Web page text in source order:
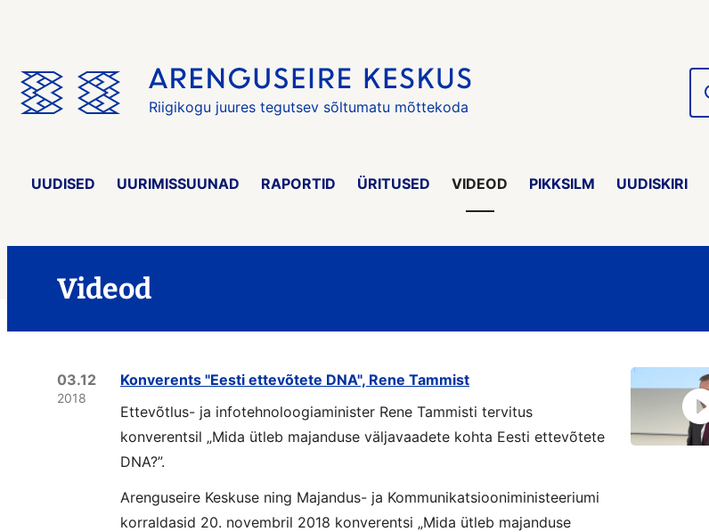
Riigikogu juures tegutsev sõltumatu mõttekoda
Otsi
UUDISED UURIMISSUUNAD RAPORTID ÜRITUSED VIDEOD PIKKSILM UUDISKIRI
Videod
03.12
2018
Konverents "Eesti ettevõtete DNA", Rene Tammist
Ettevõtlus- ja infotehnoloogiaminister Rene Tammisti tervitus
konverentsil „Mida ütleb majanduse väljavaadete kohta Eesti ettevõtete
DNA?”.
Arenguseire Keskuse ning Majandus- ja Kommunikatsiooniministeeriumi
korraldasid 20. novembril 2018 konverentsi „Mida ütleb majanduse